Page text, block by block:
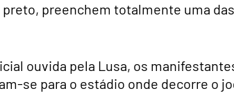
preenchem totalmente uma
ouvida pela Lusa, os
se para o estádio onde decorre o